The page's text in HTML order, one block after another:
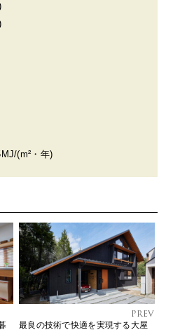
(m²・年)
PREV
最良の技術で快適を実現する大屋